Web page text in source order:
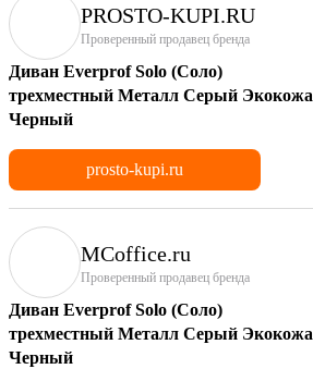
PROSTO-KUPI.RU
Проверенный продавец бренда
Диван Everprof Solo (Соло)
трехместный Металл Серый Экокожа
Черный
prosto-kupi.ru
MCoffice.ru
Проверенный продавец бренда
Диван Everprof Solo (Соло)
трехместный Металл Серый Экокожа
Черный